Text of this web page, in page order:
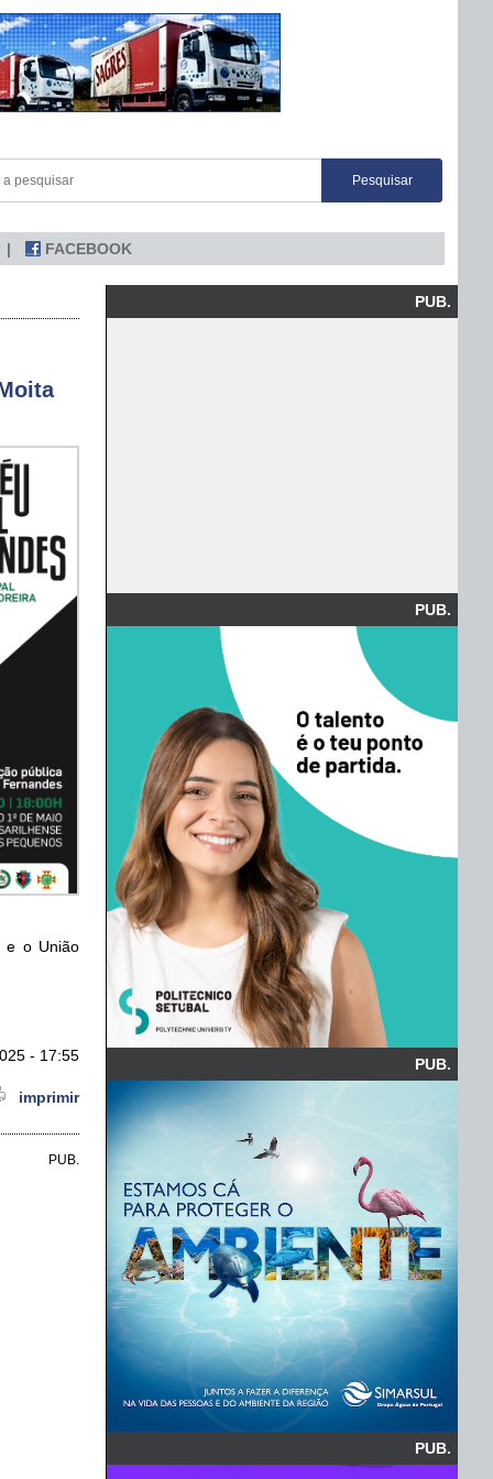
FACEBOOK
e o União
- 17:55
imprimir
PUB.
PUB.
PUB.
PUB.
PUB.